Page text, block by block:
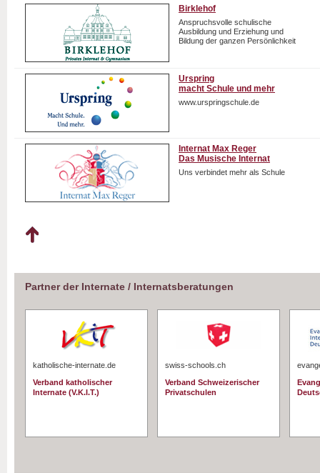
Birklehof
Anspruchsvolle schulische
Ausbildung und Erziehung und
Bildung der ganzen Persönlichkeit
Urspring
macht Schule und mehr
www.urspringschule.de
Internat Max Reger
Das Musische Internat
Uns verbindet mehr als Schule
Partner der Internate / Internatsberatungen
katholische-internate.de
Verband katholischer
Internate (V.K.I.T.)
swiss-schools.ch
Verband Schweizerischer
Privatschulen